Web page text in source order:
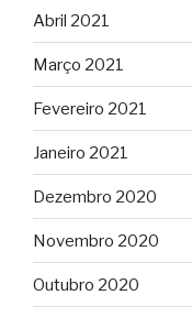
Abril 2021
Março 2021
Fevereiro 2021
Janeiro 2021
Dezembro 2020
Novembro 2020
Outubro 2020